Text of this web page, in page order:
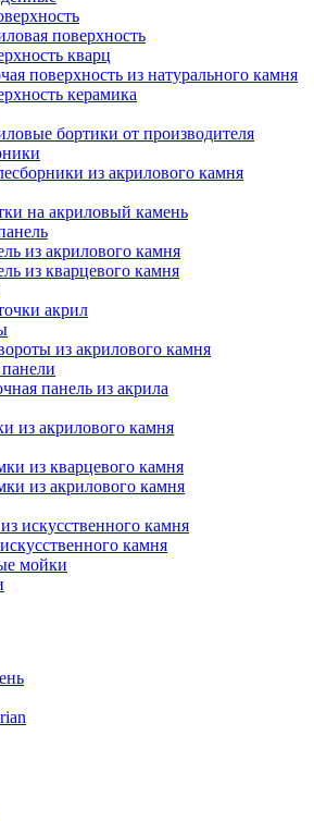
поверхность
кварц
поверхность из натурального камня
керамика
бортики от производителя
из акрилового камня
на акриловый камень
из акрилового камня
из кварцевого камня
акрил
из акрилового камня
панель из акрила
из акрилового камня
из кварцевого камня
из акрилового камня
искусственного камня
камня
мойки